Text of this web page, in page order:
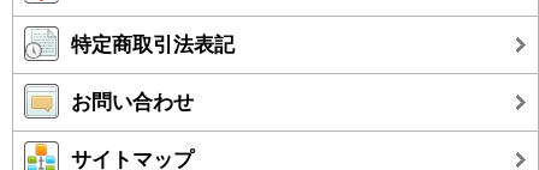
特定商取引法表記
お問い合わせ
サイトマップ